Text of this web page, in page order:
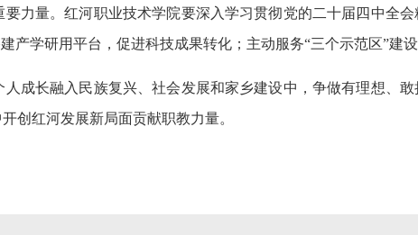
力量。红河职业技术学院要深入学习贯彻党的二十届四中全
产学研用平台，促进科技成果转化；主动服务“三个示范区”建
成长融入民族复兴、社会发展和家乡建设中，争做有理想、
创红河发展新局面贡献职教力量。